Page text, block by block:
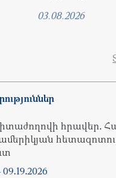
03.08.2026
հրավեր.
09.19.2026